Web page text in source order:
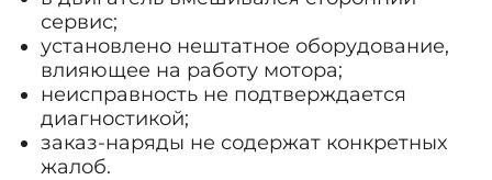
сервис;
установлено нештатное оборудование,
влияющее на работу мотора;
неисправность не подтверждается
диагностикой;
заказ-наряды не содержат конкретных
жалоб.